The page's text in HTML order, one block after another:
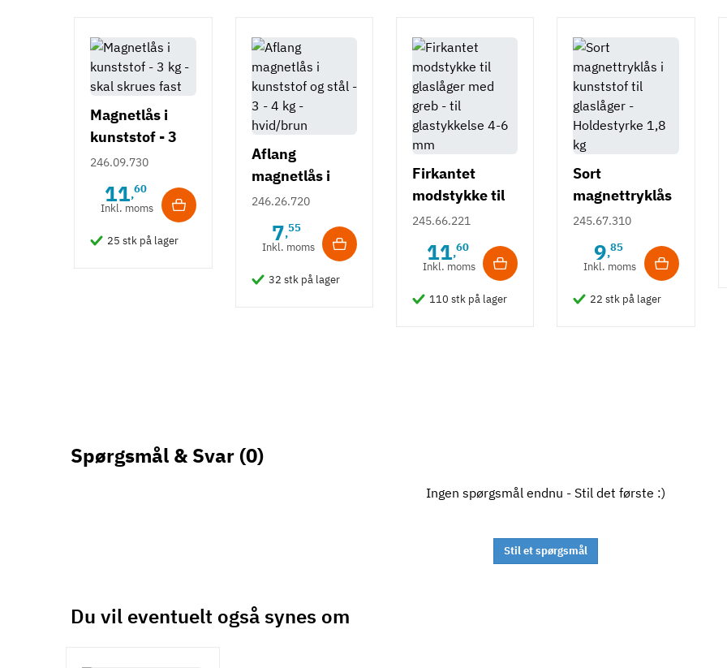
Magnetlås i
kunststof - 3
kg - skal skrues
246.09.730
11,60
Inkl. moms
25 stk på lager
Aflang
magnetlås i
kunststof og
stål - 3 - 4 kg -
hvid/brun
246.26.720
7,55
Inkl. moms
32 stk på lager
Firkantet
modstykke til
glaslåger med
greb - til
glastykkelse 4-
245.66.221
11,60
Inkl. moms
110 stk på lager
Sort
magnettryklås
i kunststof til
glaslåger -
Holdestyrke
245.67.310
9,85
Inkl. moms
22 stk på lager
Spørgsmål & Svar(0)
Ingen spørgsmål endnu - Stil det første :)
Stil et spørgsmål
Du vil eventuelt også synes om